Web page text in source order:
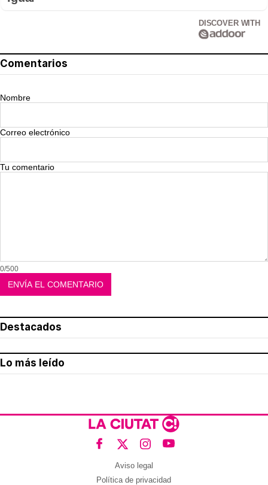
DISCOVER WITH
Comentarios
Nombre
Correo electrónico
Tu comentario
0/500
Destacados
Lo más leído
Aviso legal
Política de privacidad